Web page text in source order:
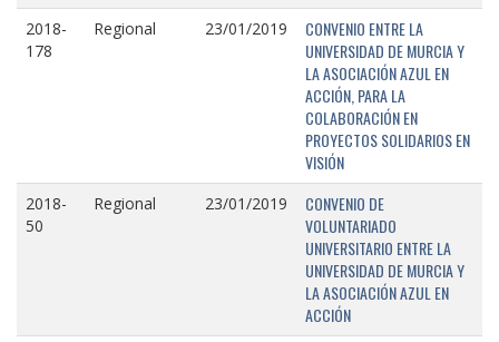
2018-
178
Regional 23/01/2019
CONVENIO ENTRE LA
UNIVERSIDAD DE MURCIA Y
LA ASOCIACIÓN AZUL EN
ACCIÓN, PARA LA
COLABORACIÓN EN
PROYECTOS SOLIDARIOS EN
VISIÓN
2018-
50
Regional 23/01/2019
CONVENIO DE
VOLUNTARIADO
UNIVERSITARIO ENTRE LA
UNIVERSIDAD DE MURCIA Y
LA ASOCIACIÓN AZUL EN
ACCIÓN